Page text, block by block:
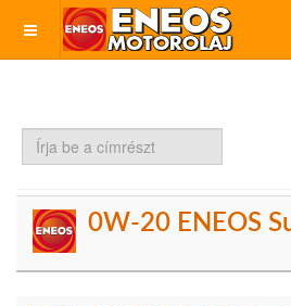
Írja
a
0W-20 ENEOS